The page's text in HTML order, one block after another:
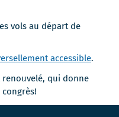
vols au départ de
accessible.
qui donne
congrès!